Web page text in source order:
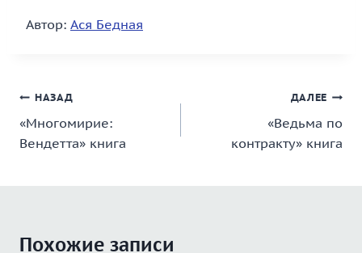
Автор: Ася Бедная
Навигация
по
записям
НАЗАД
«Многомирие:
Вендетта» книга
ДАЛЕЕ
«Ведьма по
контракту» книга
Похожие записи